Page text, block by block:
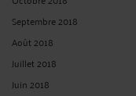
Septembre 2018
Août 2018
Juillet 2018
Juin 2018